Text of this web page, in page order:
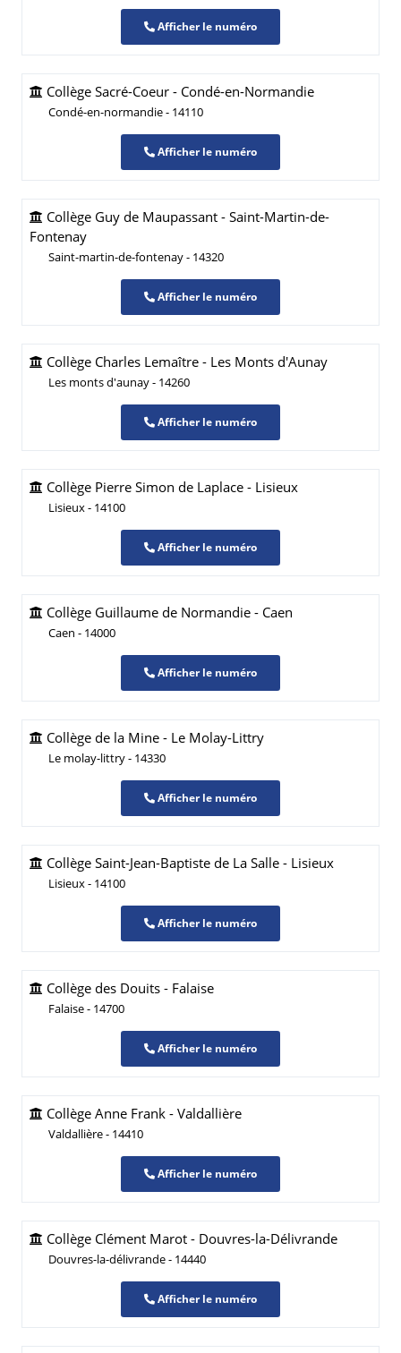
Afficher le numéro
Collège Sacré-Coeur - Condé-en-Normandie
Condé-en-normandie - 14110
Afficher le numéro
Collège Guy de Maupassant - Saint-Martin-de-
Fontenay
Saint-martin-de-fontenay - 14320
Afficher le numéro
Collège Charles Lemaître - Les Monts d'Aunay
Les monts d'aunay - 14260
Afficher le numéro
Collège Pierre Simon de Laplace - Lisieux
Lisieux - 14100
Afficher le numéro
Collège Guillaume de Normandie - Caen
Caen - 14000
Afficher le numéro
Collège de la Mine - Le Molay-Littry
Le molay-littry - 14330
Afficher le numéro
Collège Saint-Jean-Baptiste de La Salle - Lisieux
Lisieux - 14100
Afficher le numéro
Collège des Douits - Falaise
Falaise - 14700
Afficher le numéro
Collège Anne Frank - Valdallière
Valdallière - 14410
Afficher le numéro
Collège Clément Marot - Douvres-la-Délivrande
Douvres-la-délivrande - 14440
Afficher le numéro